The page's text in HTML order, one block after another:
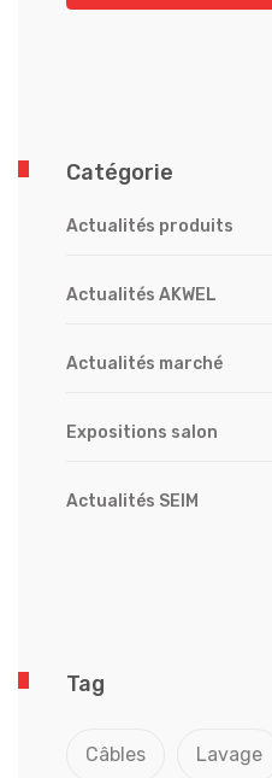
Catégorie
Actualités produits
Actualités AKWEL
Actualités marché
Expositions salon
Actualités SEIM
Tag
Câbles Lavage